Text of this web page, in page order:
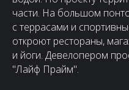
части. На большом
с террасами и
откроют рестораны,
и йоги. Девелопером
"Лайф Прайм".